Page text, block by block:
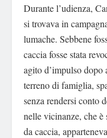
Durante l’udienza,
si trovava in
lumache. Sebbene
caccia fosse stata
agito d’impulso dopo
terreno di famiglia,
senza rendersi conto
nelle vicinanze, che
da caccia,